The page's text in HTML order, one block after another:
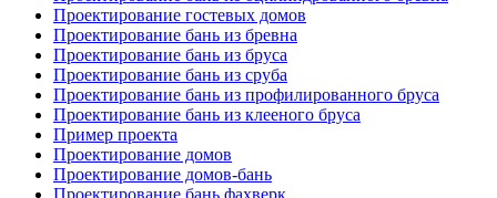
Проектирование гостевых домов
Проектирование бань из бревна
Проектирование бань из бруса
Проектирование бань из сруба
Проектирование бань из профилированного бруса
Проектирование бань из клееного бруса
Пример проекта
Проектирование домов
Проектирование домов-бань
Проектирование бань фахверк